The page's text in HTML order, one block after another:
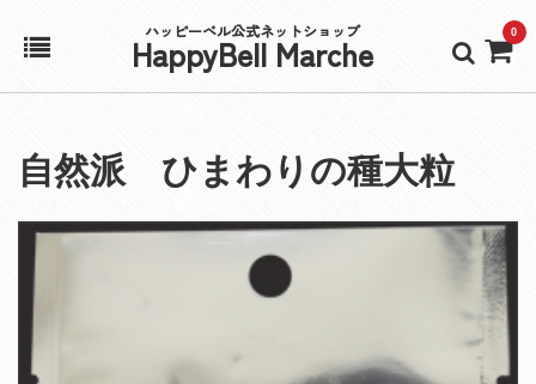
ハッピーベル公式ネットショップ
HappyBell Marche 0
アカウント
カート
自然派 ひまわりの種大粒